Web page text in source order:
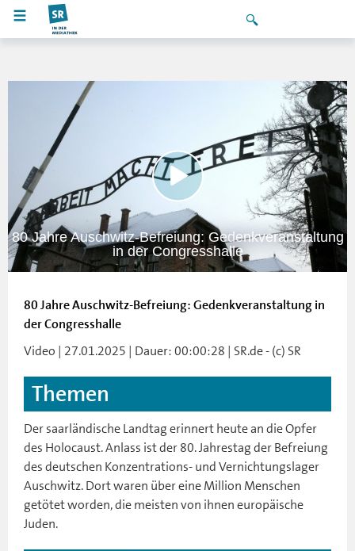
80 Jahre Auschwitz-Befreiung: Gedenkveranstaltung
in der Congresshalle
80 Jahre Auschwitz-Befreiung: Gedenkveranstaltung in
der Congresshalle
Video | 27.01.2025 | Dauer: 00:00:28 | SR.de - (c) SR
Themen
Der saarländische Landtag erinnert heute an die Opfer
des Holocaust. Anlass ist der 80. Jahrestag der Befreiung
des deutschen Konzentrations- und Vernichtungslager
Auschwitz. Dort waren über eine Million Menschen
getötet worden, die meisten von ihnen europäische
Juden.